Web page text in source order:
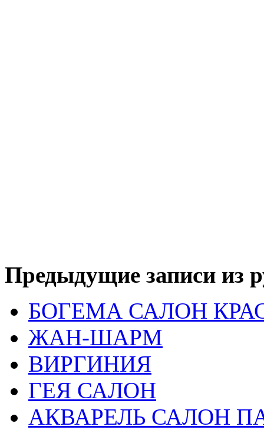
Предыдущие записи из
БОГЕМА САЛОН
ЖАН-ШАРМ
ВИРГИНИЯ
ГЕЯ САЛОН
АКВАРЕЛЬ САЛОН